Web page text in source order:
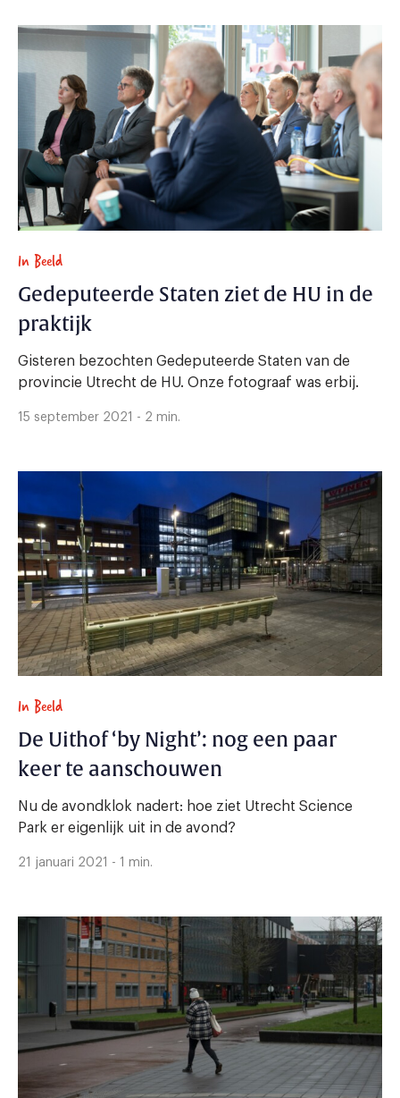
In Beeld
Gedeputeerde Staten ziet de HU in de
praktijk
Gisteren bezochten Gedeputeerde Staten van de
provincie Utrecht de HU. Onze fotograaf was erbij.
15 september 2021 - 2 min.
In Beeld
De Uithof ‘by Night’: nog een paar
keer te aanschouwen
Nu de avondklok nadert: hoe ziet Utrecht Science
Park er eigenlijk uit in de avond?
21 januari 2021 - 1 min.